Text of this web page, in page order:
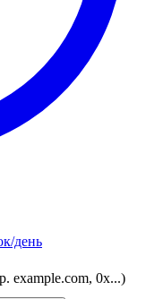
день
example.com, 0x...)